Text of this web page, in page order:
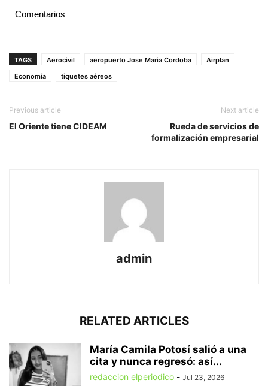
Comentarios
TAGS Aerocivil aeropuerto Jose Maria Cordoba
Airplan
Economía
tiquetes aéreos
Previous article
El Oriente tiene CIDEAM
Next article
Rueda de servicios de
formalización empresarial
admin
RELATED ARTICLES
María Camila Potosí salió a una
cita y nunca regresó: así...
redaccion elperiodico - Jul 23, 2026